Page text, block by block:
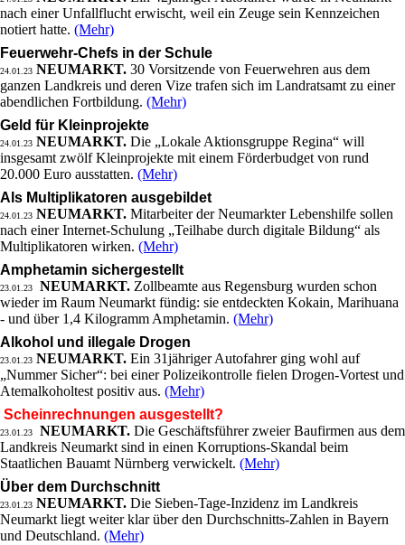
nach einer Unfallflucht erwischt, weil ein Zeuge sein Kennzeichen
notiert hatte. (Mehr)
Feuerwehr-Chefs in der Schule
24.01.23 NEUMARKT. 30 Vorsitzende von Feuerwehren aus dem
ganzen Landkreis und deren Vize trafen sich im Landratsamt zu einer
abendlichen Fortbildung. (Mehr)
Geld für Kleinprojekte
24.01.23 NEUMARKT. Die „Lokale Aktionsgruppe Regina“ will
insgesamt zwölf Kleinprojekte mit einem Förderbudget von rund
20.000 Euro ausstatten. (Mehr)
Als Multiplikatoren ausgebildet
24.01.23 NEUMARKT. Mitarbeiter der Neumarkter Lebenshilfe sollen
nach einer Internet-Schulung „Teilhabe durch digitale Bildung“ als
Multiplikatoren wirken. (Mehr)
Amphetamin sichergestellt
23.01.23 NEUMARKT. Zollbeamte aus Regensburg wurden schon
wieder im Raum Neumarkt fündig: sie entdeckten Kokain, Marihuana
- und über 1,4 Kilogramm Amphetamin. (Mehr)
Alkohol und illegale Drogen
23.01.23 NEUMARKT. Ein 31jähriger Autofahrer ging wohl auf
„Nummer Sicher“: bei einer Polizeikontrolle fielen Drogen-Vortest und
Atemalkoholtest positiv aus. (Mehr)
Scheinrechnungen ausgestellt?
23.01.23 NEUMARKT. Die Geschäftsführer zweier Baufirmen aus dem
Landkreis Neumarkt sind in einen Korruptions-Skandal beim
Staatlichen Bauamt Nürnberg verwickelt. (Mehr)
Über dem Durchschnitt
23.01.23 NEUMARKT. Die Sieben-Tage-Inzidenz im Landkreis
Neumarkt liegt weiter klar über den Durchschnitts-Zahlen in Bayern
und Deutschland. (Mehr)